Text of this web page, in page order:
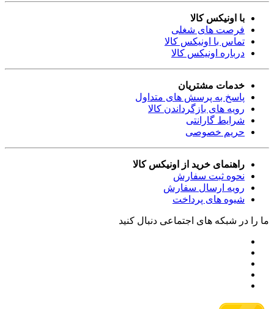
با اونیکس کالا
فرصت های شغلی
تماس با اونیکس کالا
درباره اونیکس کالا
خدمات مشتریان
پاسخ به پرسش های متداول
رویه های بازگرداندن کالا
شرایط گارانتی
حریم خصوصی
راهنمای خرید از اونیکس کالا
نحوه ثبت سفارش
رویه ارسال سفارش
شیوه های پرداخت
ما را در شبکه های اجتماعی دنبال کنید